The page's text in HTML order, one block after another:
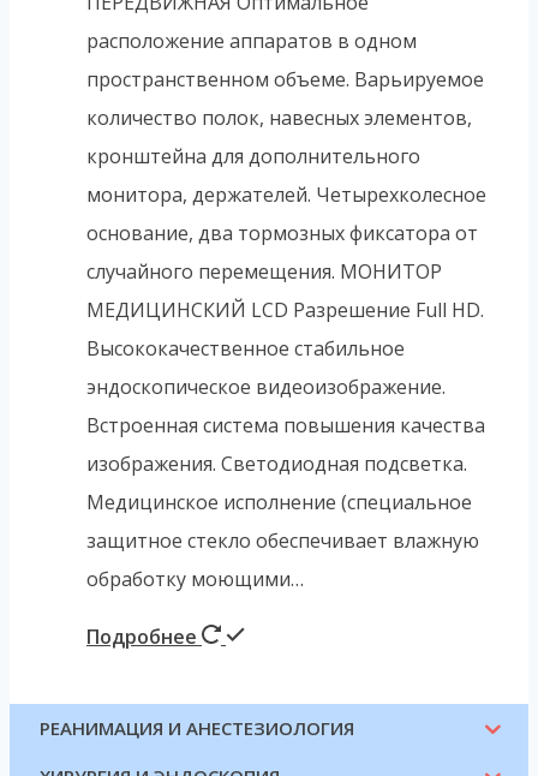
расположение аппаратов в одном
пространственном объеме. Варьируемое
количество полок, навесных элементов,
кронштейна для дополнительного
монитора, держателей. Четырехколесное
основание, два тормозных фиксатора от
случайного перемещения. МОНИТОР
МЕДИЦИНСКИЙ LCD Разрешение Full HD.
Высококачественное стабильное
эндоскопическое видеоизображение.
Встроенная система повышения качества
изображения. Светодиодная подсветка.
Медицинское исполнение (специальное
защитное стекло обеспечивает влажную
обработку моющими…
Подробнее
РЕАНИМАЦИЯ И АНЕСТЕЗИОЛОГИЯ